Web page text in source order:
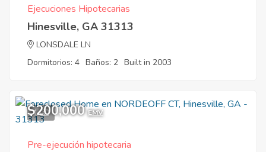
Ejecuciones Hipotecarias
Hinesville, GA 31313
LONSDALE LN
Dormitorios: 4 Baños: 2 Built in 2003
1
$200,000 EMV
Pre-ejecución hipotecaria